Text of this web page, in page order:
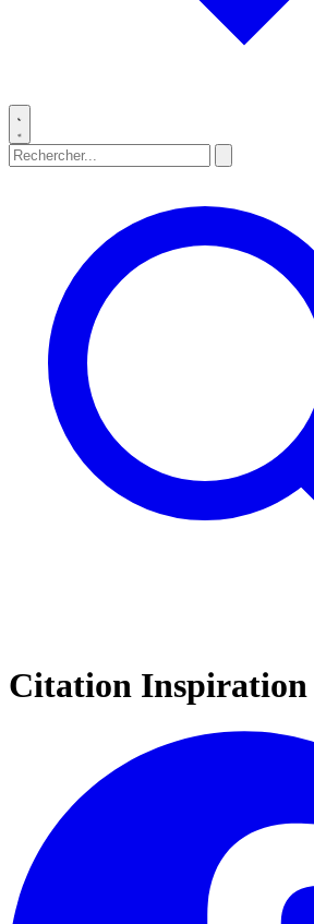
Citation Inspiration